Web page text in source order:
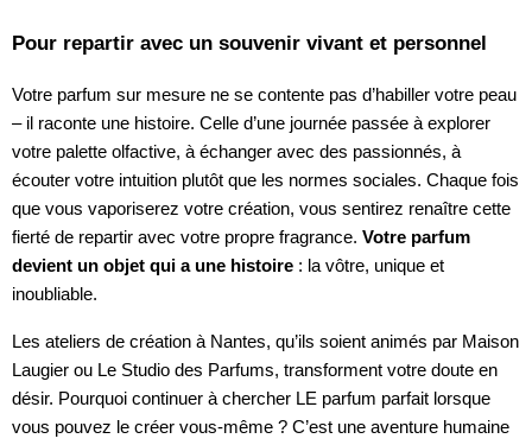
Pour repartir avec un souvenir vivant et personnel
Votre parfum sur mesure ne se contente pas d’habiller votre peau
– il raconte une histoire. Celle d’une journée passée à explorer
votre palette olfactive, à échanger avec des passionnés, à
écouter votre intuition plutôt que les normes sociales. Chaque fois
que vous vaporiserez votre création, vous sentirez renaître cette
fierté de repartir avec votre propre fragrance. Votre parfum
devient un objet qui a une histoire : la vôtre, unique et
inoubliable.
Les ateliers de création à Nantes, qu’ils soient animés par Maison
Laugier ou Le Studio des Parfums, transforment votre doute en
désir. Pourquoi continuer à chercher LE parfum parfait lorsque
vous pouvez le créer vous-même ? C’est une aventure humaine